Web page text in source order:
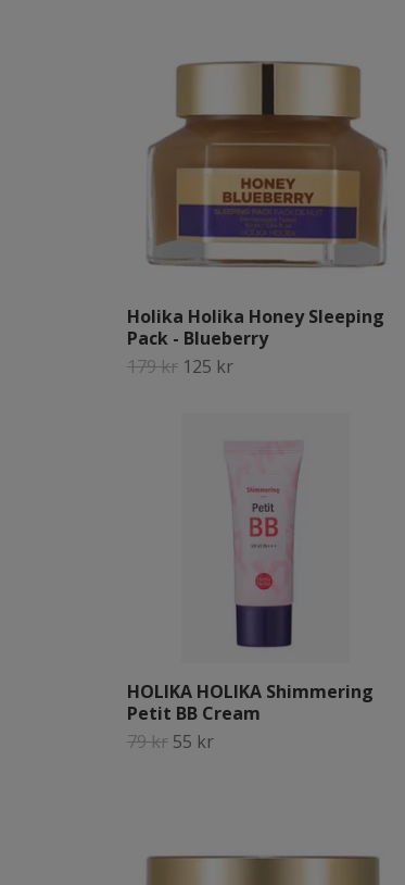
Holika Holika Honey Sleeping
Pack - Blueberry
179 kr 125 kr
HOLIKA HOLIKA Shimmering
Petit BB Cream
79 kr 55 kr